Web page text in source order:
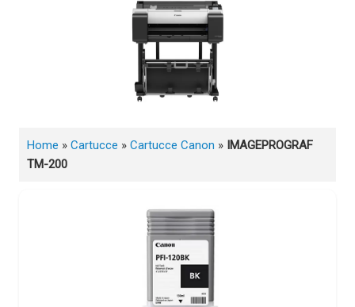
Home » Cartucce » Cartucce Canon » IMAGEPROGRAF
TM-200